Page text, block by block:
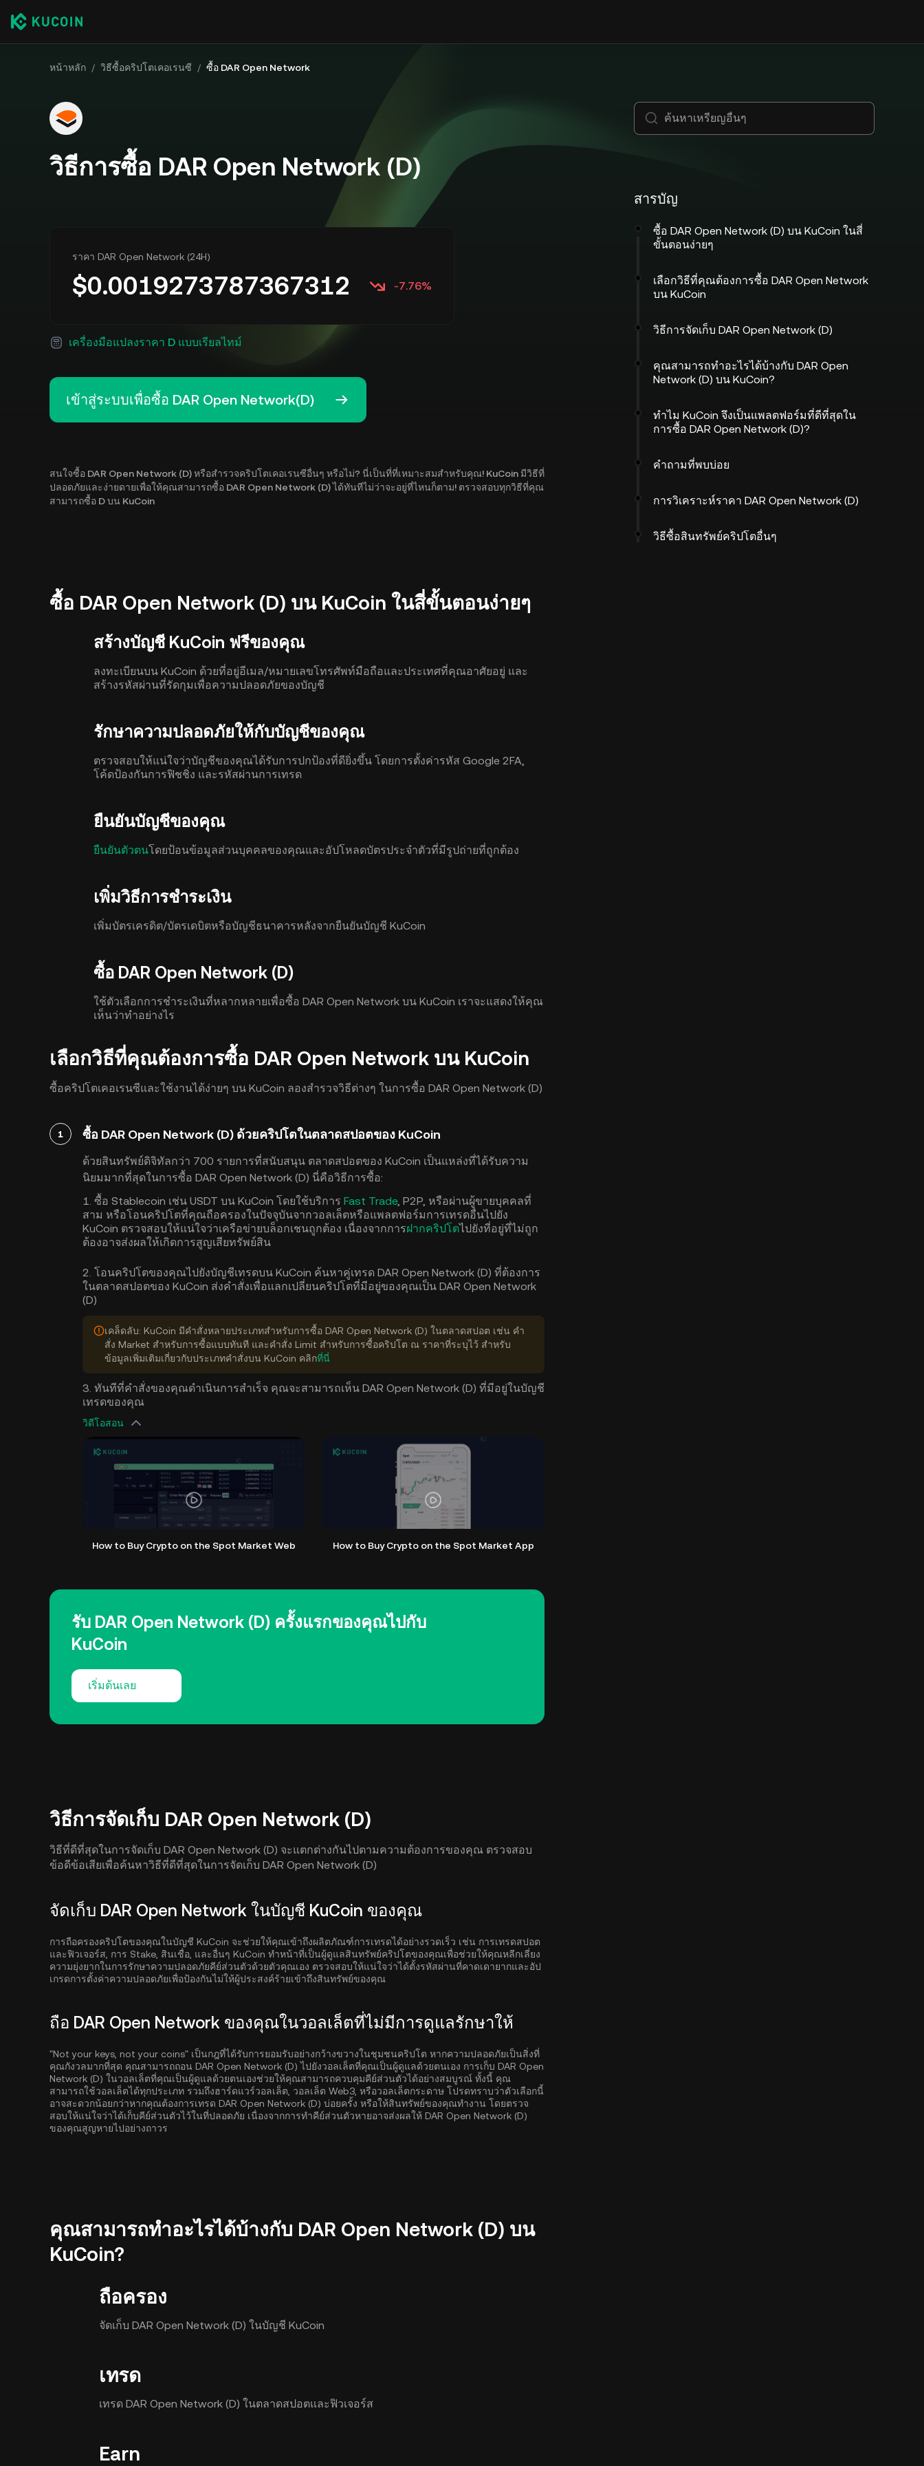
หน้าหลัก / วิธีซื้อคริปโตเคอเรนซี / ซื้อ DAR Open Network
วิธีการซื้อ DAR Open Network (D)
ราคา DAR Open Network (24H)
$0.0019273787367312 -7.76%
เครื่องมือแปลงราคา D แบบเรียลไทม์
เข้าสู่ระบบเพื่อซื้อ DAR Open Network(D)
สนใจซื้อ DAR Open Network (D) หรือสำรวจคริปโตเคอเรนซีอื่นๆ หรือไม่? นี่เป็นที่ที่เหมาะสมสำหรับคุณ! KuCoin มีวิธีที่
ปลอดภัยและง่ายดายเพื่อให้คุณสามารถซื้อ DAR Open Network (D) ได้ทันทีไม่ว่าจะอยู่ที่ไหนก็ตาม! ตรวจสอบทุกวิธีที่คุณ
สามารถซื้อ D บน KuCoin
ซื้อ DAR Open Network (D) บน KuCoin ในสี่ขั้นตอนง่ายๆ
สร้างบัญชี KuCoin ฟรีของคุณ
ลงทะเบียนบน KuCoin ด้วยที่อยู่อีเมล/หมายเลขโทรศัพท์มือถือและประเทศที่คุณอาศัยอยู่ และ
สร้างรหัสผ่านที่รัดกุมเพื่อความปลอดภัยของบัญชี
รักษาความปลอดภัยให้กับบัญชีของคุณ
ตรวจสอบให้แน่ใจว่าบัญชีของคุณได้รับการปกป้องที่ดียิ่งขึ้น โดยการตั้งค่ารหัส Google 2FA,
โค้ดป้องกันการฟิชชิ่ง และรหัสผ่านการเทรด
ยืนยันบัญชีของคุณ
ยืนยันตัวตนโดยป้อนข้อมูลส่วนบุคคลของคุณและอัปโหลดบัตรประจำตัวที่มีรูปถ่ายที่ถูกต้อง
เพิ่มวิธีการชำระเงิน
เพิ่มบัตรเครดิต/บัตรเดบิตหรือบัญชีธนาคารหลังจากยืนยันบัญชี KuCoin
ซื้อ DAR Open Network (D)
ใช้ตัวเลือกการชำระเงินที่หลากหลายเพื่อซื้อ DAR Open Network บน KuCoin เราจะแสดงให้คุณ
เห็นว่าทำอย่างไร
เลือกวิธีที่คุณต้องการซื้อ DAR Open Network บน KuCoin
ซื้อคริปโตเคอเรนซีและใช้งานได้ง่ายๆ บน KuCoin ลองสำรวจวิธีต่างๆ ในการซื้อ DAR Open Network (D)
1 ซื้อ DAR Open Network (D) ด้วยคริปโตในตลาดสปอตของ KuCoin
ด้วยสินทรัพย์ดิจิทัลกว่า 700 รายการที่สนับสนุน ตลาดสปอตของ KuCoin เป็นแหล่งที่ได้รับความ
นิยมมากที่สุดในการซื้อ DAR Open Network (D) นี่คือวิธีการซื้อ:
1. ซื้อ Stablecoin เช่น USDT บน KuCoin โดยใช้บริการ Fast Trade, P2P, หรือผ่านผู้ขายบุคคลที่
สาม หรือโอนคริปโตที่คุณถือครองในปัจจุบันจากวอลเล็ตหรือแพลตฟอร์มการเทรดอื่นไปยัง
KuCoin ตรวจสอบให้แน่ใจว่าเครือข่ายบล็อกเชนถูกต้อง เนื่องจากการฝากคริปโตไปยังที่อยู่ที่ไม่ถูก
ต้องอาจส่งผลให้เกิดการสูญเสียทรัพย์สิน
2. โอนคริปโตของคุณไปยังบัญชีเทรดบน KuCoin ค้นหาคู่เทรด DAR Open Network (D) ที่ต้องการ
ในตลาดสปอตของ KuCoin ส่งคำสั่งเพื่อแลกเปลี่ยนคริปโตที่มีอยู่ของคุณเป็น DAR Open Network
(D)
เคล็ดลับ: KuCoin มีคำสั่งหลายประเภทสำหรับการซื้อ DAR Open Network (D) ในตลาดสปอต เช่น คำ
สั่ง Market สำหรับการซื้อแบบทันที และคำสั่ง Limit สำหรับการซื้อคริปโต ณ ราคาที่ระบุไว้ สำหรับ
ข้อมูลเพิ่มเติมเกี่ยวกับประเภทคำสั่งบน KuCoin คลิกที่นี่
3. ทันทีที่คำสั่งของคุณดำเนินการสำเร็จ คุณจะสามารถเห็น DAR Open Network (D) ที่มีอยู่ในบัญชี
เทรดของคุณ
วิดีโอสอน
How to Buy Crypto on the Spot Market Web How to Buy Crypto on the Spot Market App
รับ DAR Open Network (D) ครั้งแรกของคุณไปกับ
KuCoin
เริ่มต้นเลย
วิธีการจัดเก็บ DAR Open Network (D)
วิธีที่ดีที่สุดในการจัดเก็บ DAR Open Network (D) จะแตกต่างกันไปตามความต้องการของคุณ ตรวจสอบ
ข้อดีข้อเสียเพื่อค้นหาวิธีที่ดีที่สุดในการจัดเก็บ DAR Open Network (D)
จัดเก็บ DAR Open Network ในบัญชี KuCoin ของคุณ
การถือครองคริปโตของคุณในบัญชี KuCoin จะช่วยให้คุณเข้าถึงผลิตภัณฑ์การเทรดได้อย่างรวดเร็ว เช่น การเทรดสปอต
และฟิวเจอร์ส, การ Stake, สินเชื่อ, และอื่นๆ KuCoin ทำหน้าที่เป็นผู้ดูแลสินทรัพย์คริปโตของคุณเพื่อช่วยให้คุณหลีกเลี่ยง
ความยุ่งยากในการรักษาความปลอดภัยคีย์ส่วนตัวด้วยตัวคุณเอง ตรวจสอบให้แน่ใจว่าได้ตั้งรหัสผ่านที่คาดเดายากและอัป
เกรดการตั้งค่าความปลอดภัยเพื่อป้องกันไม่ให้ผู้ประสงค์ร้ายเข้าถึงสินทรัพย์ของคุณ
ถือ DAR Open Network ของคุณในวอลเล็ตที่ไม่มีการดูแลรักษาให้
"Not your keys, not your coins" เป็นกฎที่ได้รับการยอมรับอย่างกว้างขวางในชุมชนคริปโต หากความปลอดภัยเป็นสิ่งที่
คุณกังวลมากที่สุด คุณสามารถถอน DAR Open Network (D) ไปยังวอลเล็ตที่คุณเป็นผู้ดูแลด้วยตนเอง การเก็บ DAR Open
Network (D) ในวอลเล็ตที่คุณเป็นผู้ดูแลด้วยตนเองช่วยให้คุณสามารถควบคุมคีย์ส่วนตัวได้อย่างสมบูรณ์ ทั้งนี้ คุณ
สามารถใช้วอลเล็ตได้ทุกประเภท รวมถึงฮาร์ดแวร์วอลเล็ต, วอลเล็ต Web3, หรือวอลเล็ตกระดาษ โปรดทราบว่าตัวเลือกนี้
อาจสะดวกน้อยกว่าหากคุณต้องการเทรด DAR Open Network (D) บ่อยครั้ง หรือให้สินทรัพย์ของคุณทำงาน โดยตรวจ
สอบให้แน่ใจว่าได้เก็บคีย์ส่วนตัวไว้ในที่ปลอดภัย เนื่องจากการทำคีย์ส่วนตัวหายอาจส่งผลให้ DAR Open Network (D)
ของคุณสูญหายไปอย่างถาวร
คุณสามารถทำอะไรได้บ้างกับ DAR Open Network (D) บน
KuCoin?
ถือครอง
จัดเก็บ DAR Open Network (D) ในบัญชี KuCoin
เทรด
เทรด DAR Open Network (D) ในตลาดสปอตและฟิวเจอร์ส
Earn
สารบัญ
ซื้อ DAR Open Network (D) บน KuCoin ในสี่
ขั้นตอนง่ายๆ
เลือกวิธีที่คุณต้องการซื้อ DAR Open Network
บน KuCoin
วิธีการจัดเก็บ DAR Open Network (D)
คุณสามารถทำอะไรได้บ้างกับ DAR Open
Network (D) บน KuCoin?
ทำไม KuCoin จึงเป็นแพลตฟอร์มที่ดีที่สุดใน
การซื้อ DAR Open Network (D)?
คำถามที่พบบ่อย
การวิเคราะห์ราคา DAR Open Network (D)
วิธีซื้อสินทรัพย์คริปโตอื่นๆ